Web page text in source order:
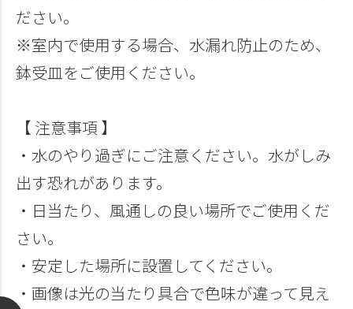
ださい。
※室内で使用する場合、水漏れ防止のため、
鉢受皿をご使用ください。
【 注意事項 】
・水のやり過ぎにご注意ください。水がしみ
出す恐れがあります。
・日当たり、風通しの良い場所でご使用くだ
さい。
・安定した場所に設置してください。
・画像は光の当たり具合で色味が違って見え